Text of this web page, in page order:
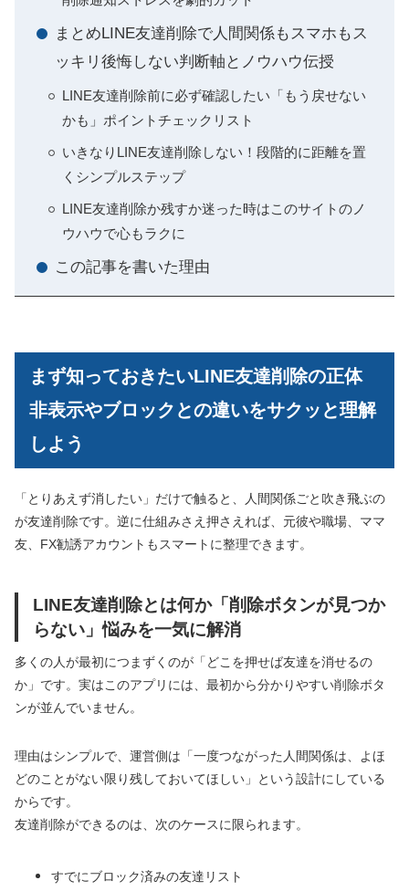
まとめLINE友達削除で人間関係もスマホもス
ッキリ後悔しない判断軸とノウハウ伝授
LINE友達削除前に必ず確認したい「もう戻せない
かも」ポイントチェックリスト
いきなりLINE友達削除しない！段階的に距離を置
くシンプルステップ
LINE友達削除か残すか迷った時はこのサイトのノ
ウハウで心もラクに
この記事を書いた理由
まず知っておきたいLINE友達削除の正体
非表示やブロックとの違いをサクッと理解
しよう
「とりあえず消したい」だけで触ると、人間関係ごと吹き飛ぶの
が友達削除です。逆に仕組みさえ押さえれば、元彼や職場、ママ
友、FX勧誘アカウントもスマートに整理できます。
LINE友達削除とは何か「削除ボタンが見つか
らない」悩みを一気に解消
多くの人が最初につまずくのが「どこを押せば友達を消せるの
か」です。実はこのアプリには、最初から分かりやすい削除ボタ
ンが並んでいません。
理由はシンプルで、運営側は「一度つながった人間関係は、よほ
どのことがない限り残しておいてほしい」という設計にしている
からです。
友達削除ができるのは、次のケースに限られます。
すでにブロック済みの友達リスト